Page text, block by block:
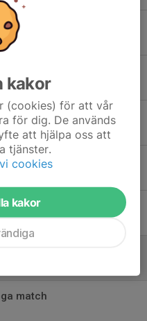
match
match
kakor
(cookies) för att vår
för dig. De används
att hjälpa oss att
tjänster.
cookies
kakor